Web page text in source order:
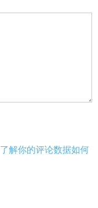
了解你的评论数据如何